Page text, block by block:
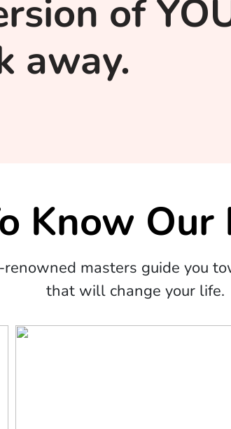
of
away.
Know Our
masters guide you
that will change your life.